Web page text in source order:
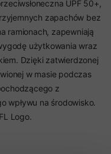
UPF 50+,
zapachów bez
ramionach, zapewniają
użytkowania wraz
Dzięki zatwierdzonej
w masie podczas
z
wpływu na środowisko.
Logo.